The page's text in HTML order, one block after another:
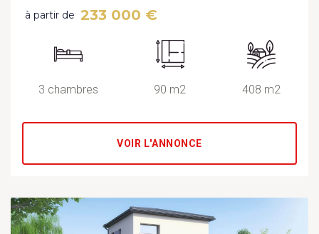
à partir de 233 000 €
3 chambres 90 m2 408 m2
VOIR L'ANNONCE